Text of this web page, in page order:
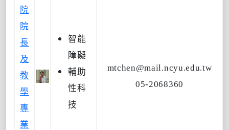
院
院
長
及
教
學
專
業
智能
障礙
輔助
性科
技
mtchen@mail.ncyu.edu.tw
05-2068360